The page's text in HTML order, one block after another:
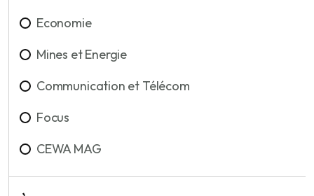
Economie
Mines et Energie
Communication et Télécom
Focus
CEWA MAG